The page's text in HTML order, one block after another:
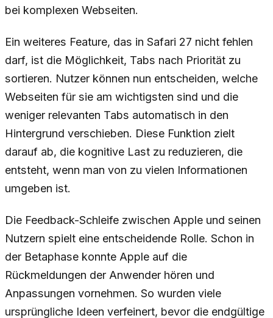
bei komplexen Webseiten.
Ein weiteres Feature, das in Safari 27 nicht fehlen
darf, ist die Möglichkeit, Tabs nach Priorität zu
sortieren. Nutzer können nun entscheiden, welche
Webseiten für sie am wichtigsten sind und die
weniger relevanten Tabs automatisch in den
Hintergrund verschieben. Diese Funktion zielt
darauf ab, die kognitive Last zu reduzieren, die
entsteht, wenn man von zu vielen Informationen
umgeben ist.
Die Feedback-Schleife zwischen Apple und seinen
Nutzern spielt eine entscheidende Rolle. Schon in
der Betaphase konnte Apple auf die
Rückmeldungen der Anwender hören und
Anpassungen vornehmen. So wurden viele
ursprüngliche Ideen verfeinert, bevor die endgültige